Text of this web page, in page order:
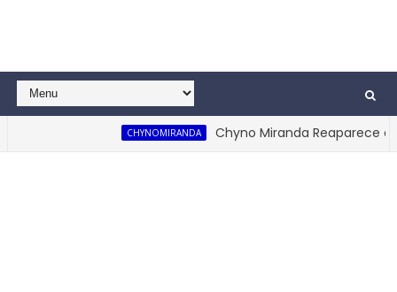
CHYNOMIRANDA Chyno Miranda Reaparece en